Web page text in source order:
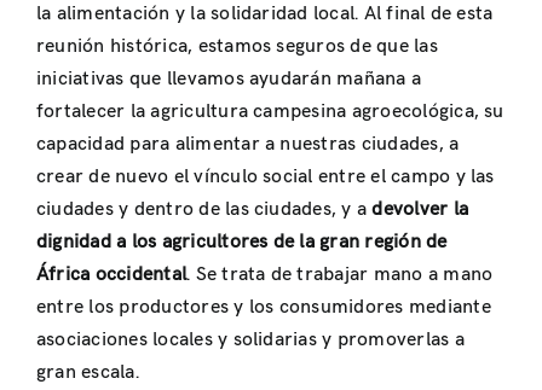
la alimentación y la solidaridad local. Al final de esta
reunión histórica, estamos seguros de que las
iniciativas que llevamos ayudarán mañana a
fortalecer la agricultura campesina agroecológica, su
capacidad para alimentar a nuestras ciudades, a
crear de nuevo el vínculo social entre el campo y las
ciudades y dentro de las ciudades, y adevolver la
dignidad a los agricultores de la gran región de
África occidental. Se trata de trabajar mano a mano
entre los productores y los consumidores mediante
asociaciones locales y solidarias y promoverlas a
gran escala.